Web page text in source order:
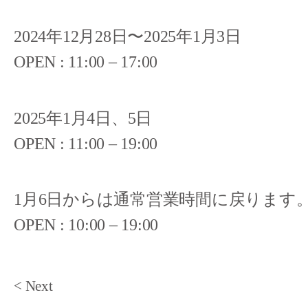
2024年12月28日〜2025年1月3日
OPEN : 11:00 – 17:00
2025年1月4日、5日
OPEN : 11:00 – 19:00
1月6日からは通常営業時間に戻ります
OPEN : 10:00 – 19:00
< Next